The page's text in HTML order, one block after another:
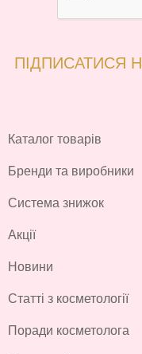
ПІДПИСАТИСЯ
Каталог товарів
Бренди та виробники
Система знижок
Акції
Новини
Статті з косметології
Поради косметолога